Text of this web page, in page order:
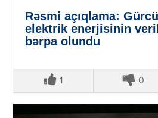
Rəsmi açıqlama:
elektrik enerjisinin
bərpa olundu
1 0